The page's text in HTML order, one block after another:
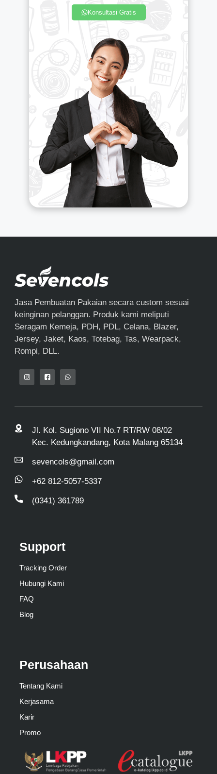
Konsultasi Gratis
Jasa Pembuatan Pakaian secara custom sesuai
keinginan pelanggan. Produk kami meliputi
Seragam Kemeja, PDH, PDL, Celana, Blazer,
Jersey, Jaket, Kaos, Totebag, Tas, Wearpack,
Rompi, DLL.
Jl. Kol. Sugiono VII No.7 RT/RW 08/02
Kec. Kedungkandang, Kota Malang 65134
sevencols@gmail.com
+62 812-5057-5337
(0341) 361789
Support
Tracking Order
Hubungi Kami
FAQ
Blog
Perusahaan
Tentang Kami
Kerjasama
Karir
Promo